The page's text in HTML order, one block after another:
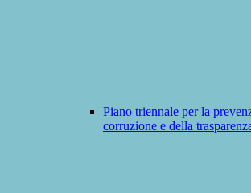
Piano triennale per la
corruzione e della